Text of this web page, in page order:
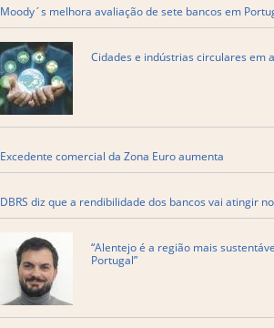
Moody´s melhora avaliação de sete bancos em
Cidades e indústrias circulares em
Excedente comercial da Zona Euro aumenta
DBRS diz que a rendibilidade dos bancos vai atingir
“Alentejo é a região mais
Portugal”